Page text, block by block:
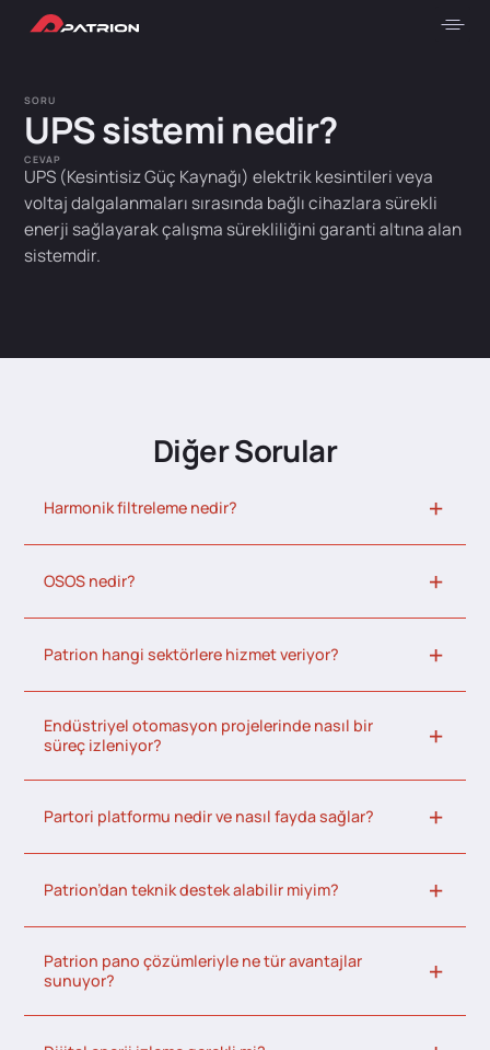
SORU
UPS sistemi nedir?
CEVAP
UPS (Kesintisiz Güç Kaynağı) elektrik kesintileri veya
voltaj dalgalanmaları sırasında bağlı cihazlara sürekli
enerji sağlayarak çalışma sürekliliğini garanti altına alan
sistemdir.
Diğer Sorular
Harmonik filtreleme nedir?
OSOS nedir?
Patrion hangi sektörlere hizmet veriyor?
Endüstriyel otomasyon projelerinde nasıl bir
süreç izleniyor?
Partori platformu nedir ve nasıl fayda sağlar?
Patrion’dan teknik destek alabilir miyim?
Patrion pano çözümleriyle ne tür avantajlar
sunuyor?